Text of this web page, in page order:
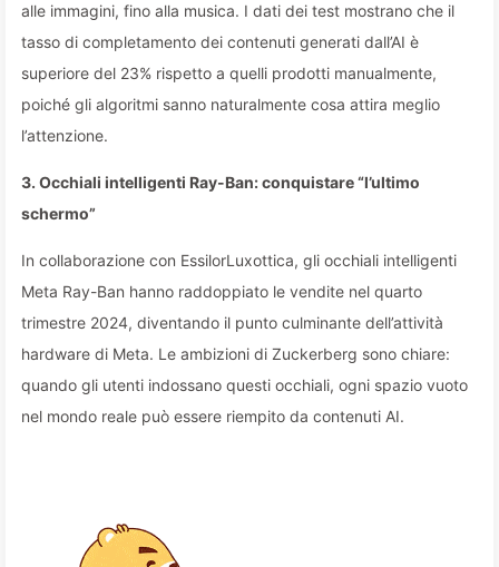
alle immagini, fino alla musica. I dati dei test mostrano che il
tasso di completamento dei contenuti generati dall’AI è
superiore del 23% rispetto a quelli prodotti manualmente,
poiché gli algoritmi sanno naturalmente cosa attira meglio
l’attenzione.
3. Occhiali intelligenti Ray-Ban: conquistare “l’ultimo
schermo”
In collaborazione con EssilorLuxottica, gli occhiali intelligenti
Meta Ray-Ban hanno raddoppiato le vendite nel quarto
trimestre 2024, diventando il punto culminante dell’attività
hardware di Meta. Le ambizioni di Zuckerberg sono chiare:
quando gli utenti indossano questi occhiali, ogni spazio vuoto
nel mondo reale può essere riempito da contenuti AI.